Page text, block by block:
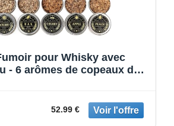
pour Whisky avec
- 6 arômes de copeaux de
fête des pères,
Noël (Sans Butane)
52.99 €